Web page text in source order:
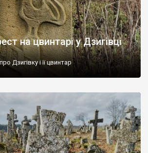
на цвинтарі у Дзигівці
Дзигівку і її цвинтар